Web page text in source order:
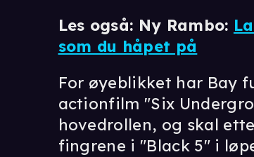
Les også: Ny Rambo:
som du håpet på
For øyeblikket har Bay
actionfilm "Six
hovedrollen, og skal
fingrene i "Black 5" i